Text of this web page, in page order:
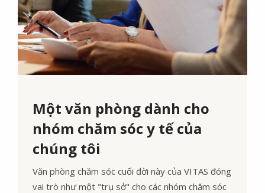
Một văn phòng dành cho
nhóm chăm sóc y tế của
chúng tôi
Văn phòng chăm sóc cuối đời này của VITAS đóng
vai trò như một "trụ sở" cho các nhóm chăm sóc